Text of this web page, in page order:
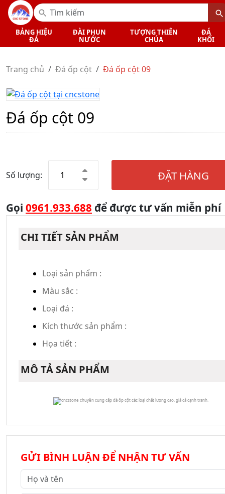
BẢNG HIỆU
ĐÁ
ĐÀI PHUN
NƯỚC
TƯỢNG THIÊN
CHÚA
ĐÁ
KHỐI
Trang chủ Đá ốp cột Đá ốp cột 09
Đá ốp cột 09
Số lượng: ĐẶT HÀNG
Gọi 0961.933.688 để được tư vấn miễn phí
CHI TIẾT SẢN PHẨM
Loại sản phẩm :
Màu sắc :
Loại đá :
Kích thước sản phẩm :
Họa tiết :
MÔ TẢ SẢN PHẨM
GỬI BÌNH LUẬN ĐỂ NHẬN TƯ VẤN